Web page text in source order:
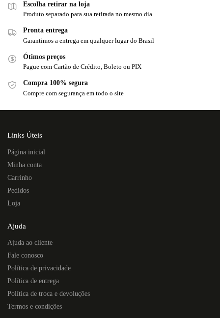
Escolha retirar na loja
Produto separado para sua retirada no mesmo dia
Pronta entrega
Garantimos a entrega em qualquer lugar do Brasil
Ótimos preços
Pague com Cartão de Crédito, Boleto ou PIX
Compra 100% segura
Compre com segurança em todo o site
Links Úteis
Página inicial
Minha conta
Carrinho
Pedidos
Loja
Ajuda
Ajuda ao cliente
Fale conosco
Política de privacidade
Política de entrega
Política de troca e devoluções
Termos e condições